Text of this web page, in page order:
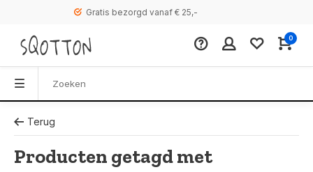
Gratis bezorgd vanaf € 25,-
0
Terug
Producten getagd met